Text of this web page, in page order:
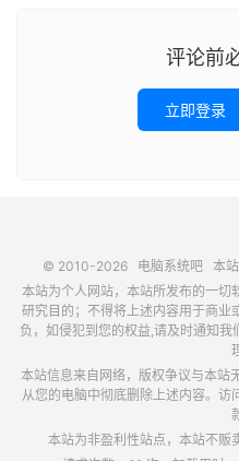
评论前
立即登录
© 2010-2026 电脑系统吧本站
本站为个人网站，本站所发布的一切
研究目的；不得将上述内容用于商业
负，如侵犯到您的权益,请及时通知
本站信息来自网络，版权争议与本站
从您的电脑中彻底删除上述内容。访
本站为非盈利性站点，本站不贩